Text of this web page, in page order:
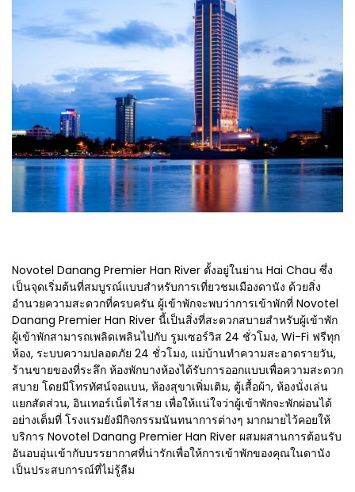
Novotel Danang Premier Han River ตั้งอยู่ในย่าน Hai Chau ซึ่ง
เป็นจุดเริ่มต้นที่สมบูรณ์แบบสำหรับการเที่ยวชมเมืองดานัง ด้วยสิ่ง
อำนวยความสะดวกที่ครบครัน ผู้เข้าพักจะพบว่าการเข้าพักที่ Novotel
Danang Premier Han River นี้เป็นสิ่งที่สะดวกสบายสำหรับผู้เข้าพัก
ผู้เข้าพักสามารถเพลิดเพลินไปกับ รูมเซอร์วิส 24 ชั่วโมง, Wi-Fi ฟรีทุก
ห้อง, ระบบความปลอดภัย 24 ชั่วโมง, แม่บ้านทำความสะอาดรายวัน,
ร้านขายของที่ระลึก ห้องพักบางห้องได้รับการออกแบบเพื่อความสะดวก
สบาย โดยมีโทรทัศน์จอแบน, ห้องสุขาเพิ่มเติม, ตู้เสื้อผ้า, ห้องนั่งเล่น
แยกสัดส่วน, อินเทอร์เน็ตไร้สาย เพื่อให้แน่ใจว่าผู้เข้าพักจะพักผ่อนได้
อย่างเต็มที่ โรงแรมยังมีกิจกรรมนันทนาการต่างๆ มากมายไว้คอยให้
บริการ Novotel Danang Premier Han River ผสมผสานการต้อนรับ
อันอบอุ่นเข้ากับบรรยากาศที่น่ารักเพื่อให้การเข้าพักของคุณในดานัง
เป็นประสบการณ์ที่ไม่รู้ลืม